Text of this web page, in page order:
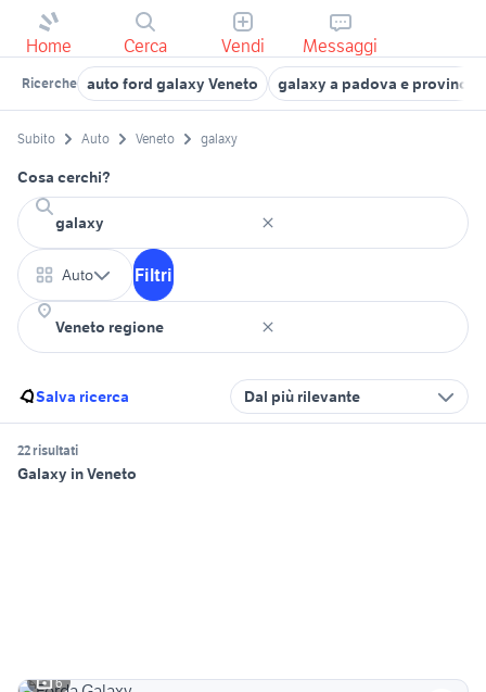
Home Cerca Vendi Messaggi
Ricerche auto ford galaxy Veneto galaxy a padova e provincia
Subito Auto Veneto galaxy
Cosa cerchi?
Auto Filtri
Salva ricerca Dal più rilevante
22 risultati
Galaxy in Veneto
6